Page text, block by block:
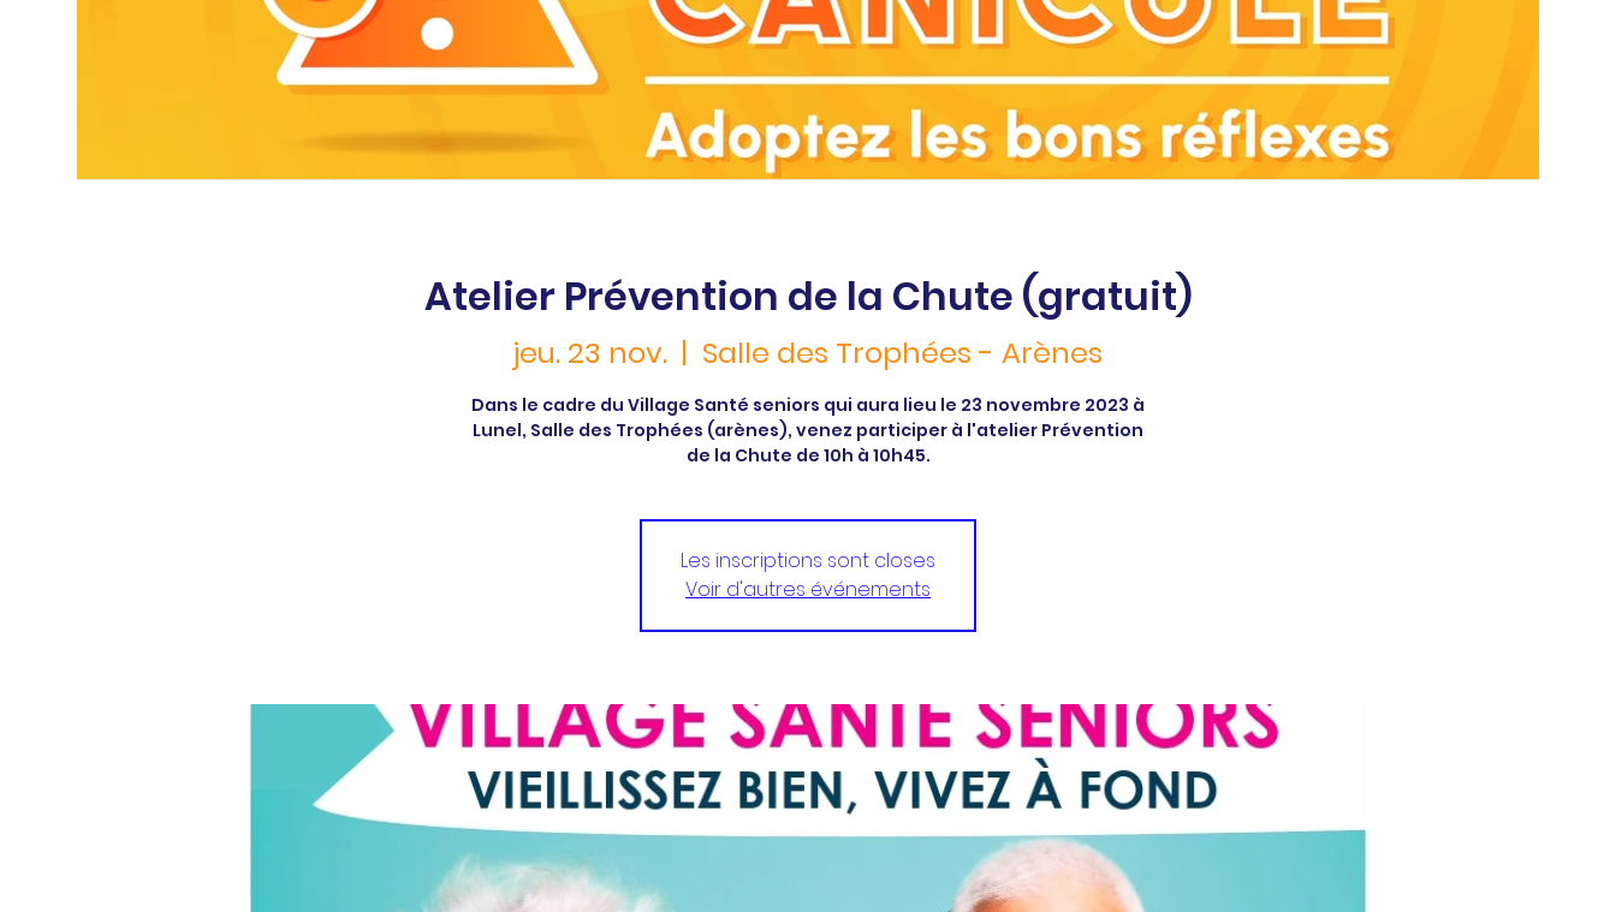
Atelier Prévention de la Chute (gratuit)
jeu. 23 nov.
  |
Salle des Trophées - Arènes
Dans le cadre du Village Santé seniors qui aura lieu le 23 novembre 2023 à
Lunel, Salle des Trophées (arènes), venez participer à l'atelier Prévention
de la Chute de 10h à 10h45.
Les inscriptions sont closes
Voir d'autres événements